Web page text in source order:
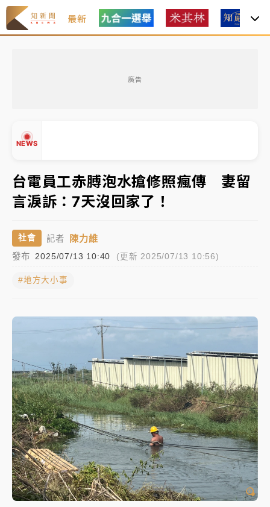
最新
廣告
NEWS
中信慈善基金會想增加董事人數！辜仲諒向法院聲請遭
駁 理由曝光
故宮《龍藏經》特展第2檔！今線上預約開賣一度塞車
周六起展出延長至晚上7時
台東農業處長涉圖利渡假村！東檢抗告成功 今重開羈
父親節泡湯了！中颱白海豚雨彈轟3天 「紅到發紫」降
雨熱區曝
暑假過三周才推「E宿新北打卡趣」！抽獎程序複雜 觀
中信慈善基金會想增加董事人數！辜仲諒向法院聲請遭
駁 理由曝光
故宮《龍藏經》特展第2檔！今線上預約開賣一度塞車
周六起展出延長至晚上7時
台東農業處長涉圖利渡假村！東檢抗告成功 今重開羈
押庭
父親節泡湯了！中颱白海豚雨彈轟3天 「紅到發紫」降
雨熱區曝
台電員工赤膊泡水搶修照瘋傳 妻留
言淚訴：7天沒回家了！
社會 記者 陳力維
發布 2025/07/13 10:40 (更新 2025/07/13 10:56)
#地方大小事